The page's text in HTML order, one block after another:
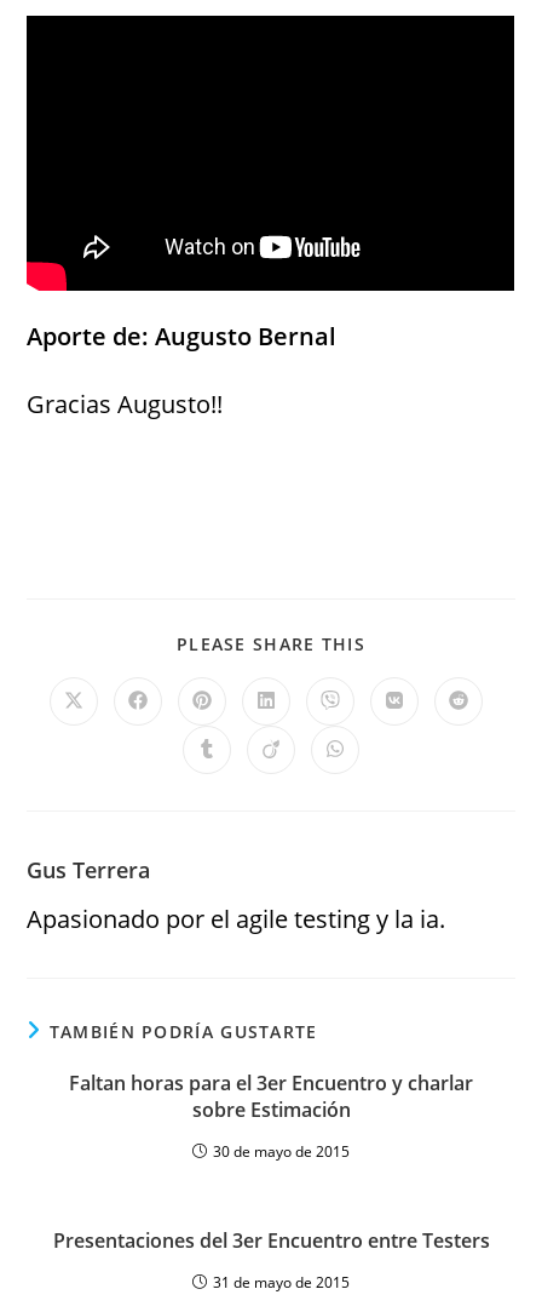
Aporte de: Augusto Bernal
Gracias Augusto!!
PLEASE SHARE THIS
Gus Terrera
Apasionado por el agile testing y la ia.
TAMBIÉN PODRÍA GUSTARTE
Faltan horas para el 3er Encuentro y charlar
sobre Estimación
30 de mayo de 2015
Presentaciones del 3er Encuentro entre Testers
31 de mayo de 2015